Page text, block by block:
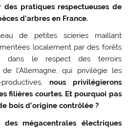
des pratiques respectueuses de
d’arbres en France.
de petites scieries maillant
localement par des forêts
dans le respect des terroirs
l’Allemagne, qui privilégie les
nous privilégierons
filières courtes. Et pourquoi pas
bois d’origine contrôlée ?
mégacentrales électriques